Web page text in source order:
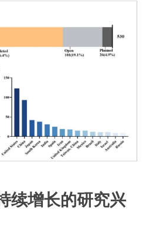
续增长的研究兴